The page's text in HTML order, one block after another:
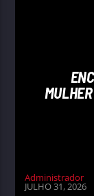
Administrador
JULHO 31, 2026